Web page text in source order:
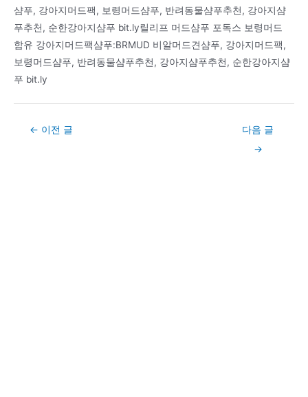
샴푸, 강아지머드팩, 보령머드샴푸, 반려동물샴푸추천, 강아지샴
푸추천, 순한강아지샴푸 bit.ly릴리프 머드샴푸 포독스 보령머드
함유 강아지머드팩샴푸:BRMUD 비알머드견샴푸, 강아지머드팩,
보령머드샴푸, 반려동물샴푸추천, 강아지샴푸추천, 순한강아지샴
푸 bit.ly
Post← 이전 글
다음 글
→